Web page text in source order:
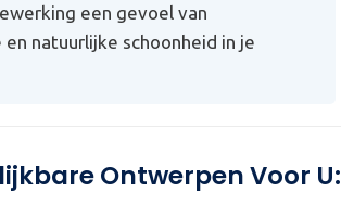
een gevoel van
natuurlijke schoonheid in je
Ontwerpen Voor U: